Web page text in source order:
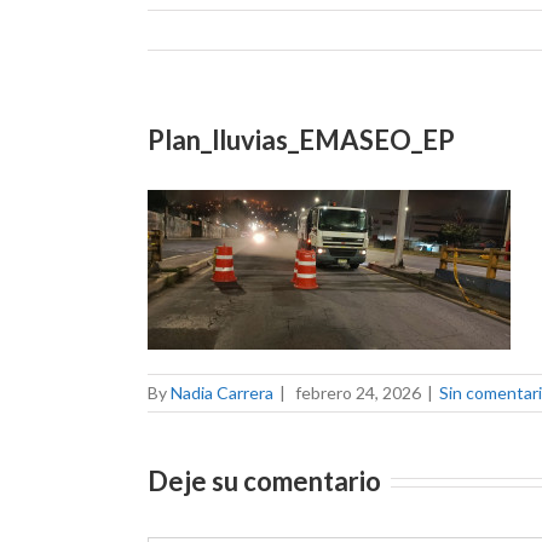
Plan_lluvias_EMASEO_EP
ByNadia Carrera | febrero 24, 2026 | Sin
Deje su comentario